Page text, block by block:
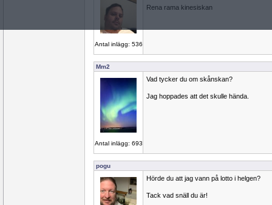
Antal inlägg: 536
Rena rama kinesiskan
Mm2
Antal inlägg: 693
Vad tycker du om skånskan?
Jag hoppades att det skulle hända.
pogu
Hörde du att jag vann på lotto i helgen?
Tack vad snäll du är!